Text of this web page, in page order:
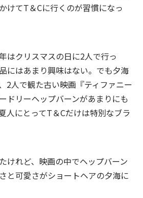
けてT＆Cに行くのが習慣になっ
はクリスマスの日に2人で行っ
にはあまり興味はない。でも夕海
2人で観た古い映画『ティファニー
ドリーヘップバーンがあまりにも
人にとってT＆Cだけは特別なブラ
けれど、映画の中でヘップバーン
と可愛さがショートヘアの夕海に